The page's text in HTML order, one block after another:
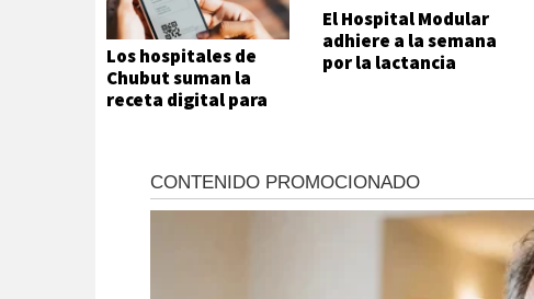
Los hospitales de
Chubut suman la
receta digital para
El Hospital Modular
adhiere a la semana
por la lactancia